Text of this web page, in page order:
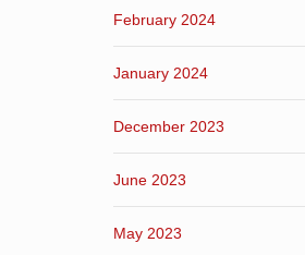
February 2024
January 2024
December 2023
June 2023
May 2023